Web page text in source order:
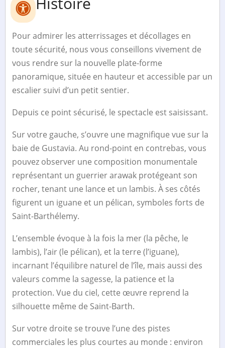
Pour admirer les atterrissages et décollages en
toute sécurité, nous vous conseillons vivement de
vous rendre sur la nouvelle plate-forme
panoramique, située en hauteur et accessible par un
escalier suivi d’un petit sentier.
Depuis ce point sécurisé, le spectacle est saisissant.
Sur votre gauche, s’ouvre une magnifique vue sur la
baie de Gustavia. Au rond-point en contrebas, vous
pouvez observer une composition monumentale
représentant un guerrier arawak protégeant son
rocher, tenant une lance et un lambis. À ses côtés
figurent un iguane et un pélican, symboles forts de
Saint-Barthélemy.
L’ensemble évoque à la fois la mer (la pêche, le
lambis), l’air (le pélican), et la terre (l’iguane),
incarnant l’équilibre naturel de l’île, mais aussi des
valeurs comme la sagesse, la patience et la
protection. Vue du ciel, cette œuvre reprend la
silhouette même de Saint-Barth.
Sur votre droite se trouve l’une des pistes
commerciales les plus courtes au monde : environ